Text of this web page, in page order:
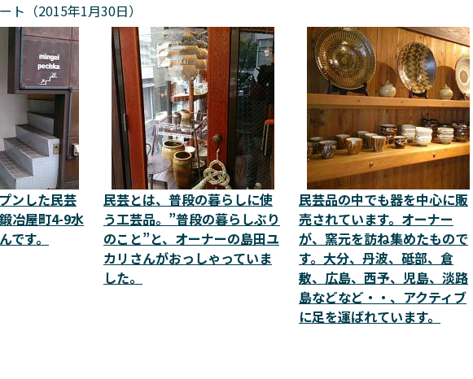
ト（2015年1月30日）
ンした民芸
冶屋町4-9水
です。
民芸とは、普段の暮らしに使
う工芸品。”普段の暮らしぶり
のこと”と、オーナーの島田ユ
カリさんがおっしゃっていま
した。
民芸品の中でも器を中心に販
売されています。オーナー
が、窯元を訪ね集めたもので
す。大分、丹波、砥部、倉
敷、広島、西予、児島、淡路
島などなど・・、アクティブ
に足を運ばれています。